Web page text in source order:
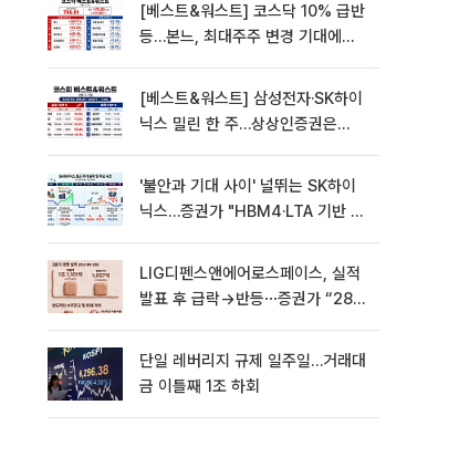
[베스트&워스트] 코스닥 10% 급반
등…본느, 최대주주 변경 기대에
[베스트&워스트] 삼성전자·SK하이
닉스 밀린 한 주…상상인증권은
'불안과 기대 사이' 널뛰는 SK하이
닉스…증권가 "HBM4·LTA 기반 펀
LIG디펜스앤에어로스페이스, 실적
발표 후 급락→반등⋯증권가 “28년
단일 레버리지 규제 일주일…거래대
금 이틀째 1조 하회